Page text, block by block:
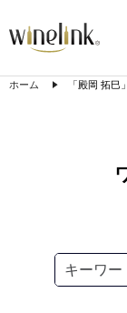
ホーム 「殿岡 拓